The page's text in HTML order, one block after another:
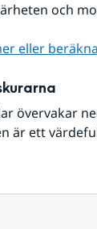
och
eller
övervakar
är ett